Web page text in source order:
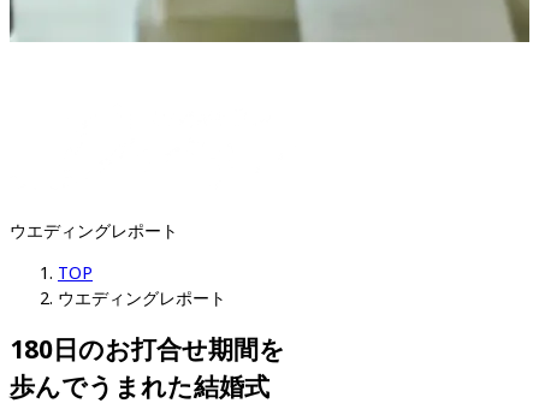
ウエディングレポート
TOP
ウエディングレポート
180日のお打合せ期間を
歩んでうまれた結婚式